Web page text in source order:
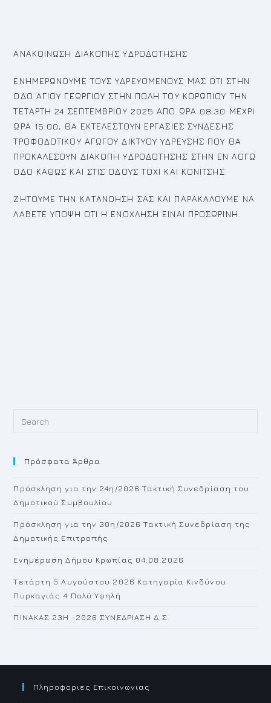
ΑΝΑΚΟΙΝΩΣΗ ΔΙΑΚΟΠΗΣ ΥΔΡΟΔΟΤΗΣΗΣ
ΕΝΗΜΕΡΩΝΟΥΜΕ ΤΟΥΣ ΥΔΡΕΥΟΜΕΝΟΥΣ ΜΑΣ ΟΤΙ ΣΤΗΝ
ΟΔΟ ΑΓΙΟΥ ΓΕΩΡΓΙΟΥ ΣΤΗΝ ΠΟΛΗ ΤΟΥ ΚΟΡΩΠΙΟΥ ΤΗΝ
ΤΕΤΑΡΤΗ 24 ΣΕΠΤΕΜΒΡΙΟΥ 2025 ΑΠΟ ΩΡΑ 08:30 ΜΕΧΡΙ
ΩΡΑ 15:00, ΘΑ ΕΚΤΕΛΕΣΤΟΥΝ ΕΡΓΑΣΙΕΣ ΣΥΝΔΕΣΗΣ
ΤΡΟΦΟΔΟΤΙΚΟΥ ΑΓΩΓΟΥ ΔΙΚΤΥΟΥ ΥΔΡΕΥΣΗΣ ΠΟΥ ΘΑ
ΠΡΟΚΑΛΕΣΟΥΝ ΔΙΑΚΟΠΗ ΥΔΡΟΔΟΤΗΣΗΣ ΣΤΗΝ ΕΝ ΛΟΓΩ
ΟΔΟ ΚΑΘΩΣ ΚΑΙ ΣΤΙΣ ΟΔΟΥΣ ΤΟΧΙ ΚΑΙ ΚΟΝΙΤΣΗΣ.
ΖΗΤΟΥΜΕ ΤΗΝ ΚΑΤΑΝΟΗΣΗ ΣΑΣ ΚΑΙ ΠΑΡΑΚΑΛΟΥΜΕ ΝΑ
ΛΑΒΕΤΕ ΥΠΟΨΗ ΟΤΙ Η ΕΝΟΧΛΗΣΗ ΕΙΝΑΙ ΠΡΟΣΩΡΙΝΗ.
Πρόσφατα Άρθρα
Πρόσκληση για την 24η/2026 Τακτική Συνεδρίαση του
Δημοτικού Συμβουλίου
Πρόσκληση για την 30η/2026 Τακτική Συνεδρίαση της
Δημοτικής Επιτροπής
Ενημέρωση Δήμου Κρωπίας 04.08.2026
Τετάρτη 5 Αυγούστου 2026 Κατηγορία Κινδύνου
Πυρκαγιάς 4 Πολύ Υψηλή
ΠΙΝΑΚΑΣ 23H -2026 ΣΥΝΕΔΡΙΑΣΗ Δ.Σ
Πληροφοριες Επικοινωνιας